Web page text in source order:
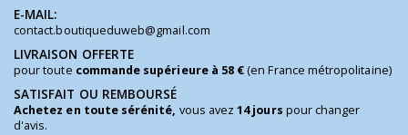
E-MAIL:
contact.boutiqueduweb@gmail.com
LIVRAISON OFFERTE
pour toute commande supérieure à 58 €(en France métropolitaine)
SATISFAIT OU REMBOURSÉ
Achetez en toute sérénité, vous avez14 jours pour changer
d'avis.